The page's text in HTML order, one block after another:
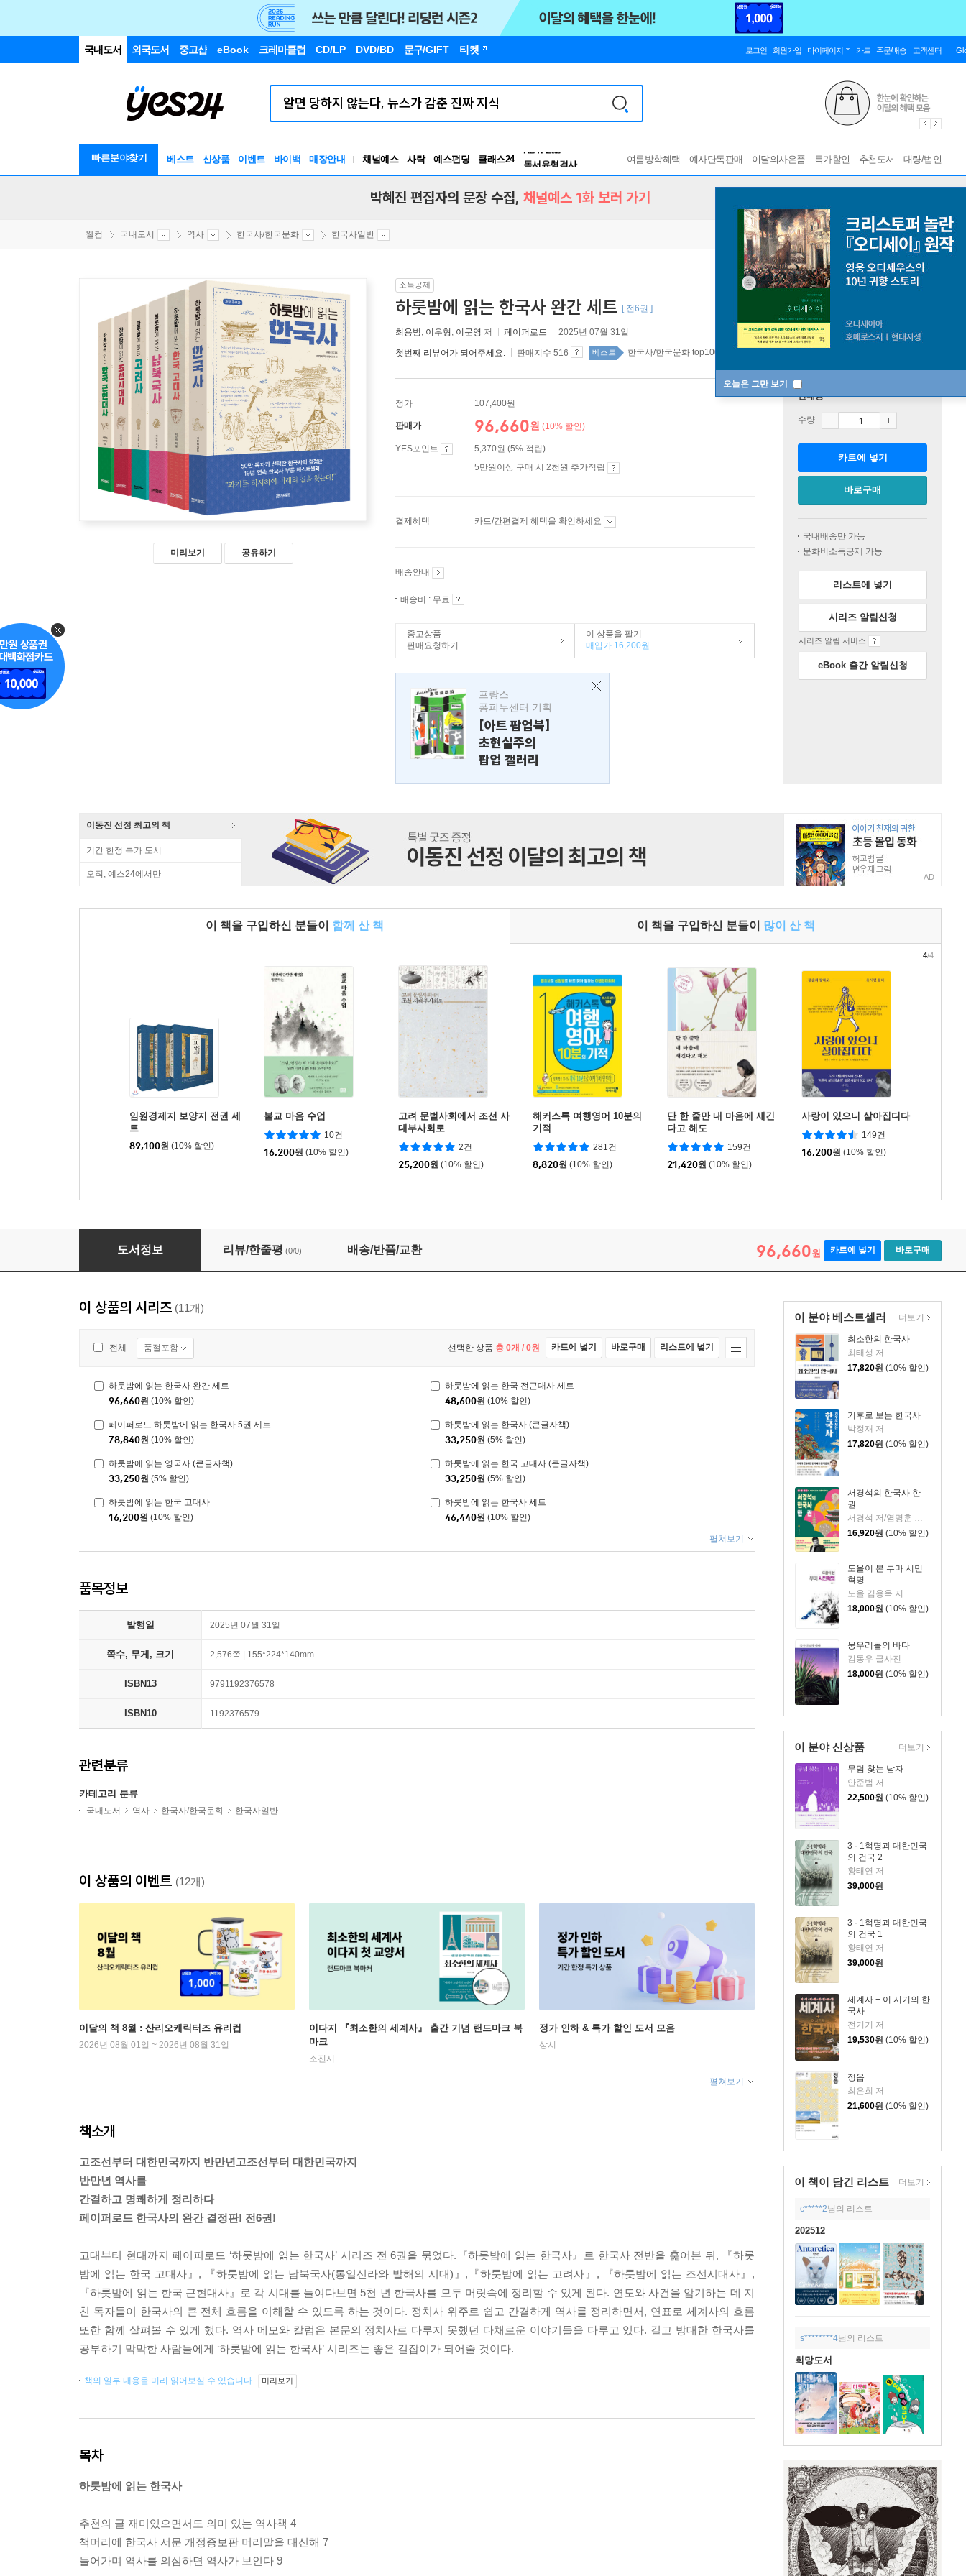
국내도서 외국도서 중고샵 eBook 크레마클럽 CD/LP DVD/BD 문구/GIFT 티켓 로그인 회원가입 마이페이지 카트 주문/배송 고객센터
빠른분야찾기 베스트 신상품 이벤트 바이백 매장안내 채널예스 사락 예스펀딩 클래스24
독서유형검사
RBTI Lab
여름방학혜택 예사단독판매 이달의사은품 특가할인 추천도서 대량/법인
오늘은 그만 보기
박혜진 편집자의 문장 수집, 채널예스 1화 보러 가기
웰컴 국내도서 역사 한국사/한국문화 한국사일반
미리보기 공유하기
소득공제
하룻밤에 읽는 한국사 완간 세트 [ 전6권 ]
최용범 , 이우형, 이문영 저 페이퍼로드 2025년 07월 31일
첫번째 리뷰어가 되어주세요. 판매지수 516 베스트 한국사/한국문화 top100 4주
정가 107,400원
판매가 96,660원 (10% 할인)
YES포인트
5,370원 (5% 적립)
5만원이상 구매 시 2천원 추가적립
결제혜택 카드/간편결제 혜택을 확인하세요
배송안내
배송비 : 무료
중고상품
판매요청하기
이 상품을 팔기
매입가 16,200원
프랑스
퐁피두센터 기획
[아트 팝업북]
초현실주의
팝업 갤러리
판매중
수량
카트에 넣기
바로구매
국내배송만 가능
문화비소득공제 가능
리스트에 넣기
시리즈 알림신청
시리즈 알림 서비스
eBook 출간 알림신청
이동진 선정 최고의 책
기간 한정 특가 도서
오직, 예스24에서만 AD
이 책을 구입하신 분들이 함께 산 책 이 책을 구입하신 분들이 많이 산 책
임원경제지 보양지 전권 세
트
89,100원 (10% 할인)
불교 마음 수업
10건
16,200원 (10% 할인)
고려 문벌사회에서 조선 사
대부사회로
2건
25,200원 (10% 할인)
해커스톡 여행영어 10분의
기적
281건
8,820원 (10% 할인)
단 한 줄만 내 마음에 새긴
다고 해도
159건
21,420원 (10% 할인)
사랑이 있으니 살아집디다
149건
16,200원 (10% 할인)
4/4
하룻밤에 읽는 한국사 완간 세트
도서정보 리뷰/한줄평 (0/0) 배송/반품/교환 96,660원 카트에 넣기 바로구매
이 분야 베스트셀러
최소한의 한국사
최태성 저
17,820원 (10% 할인)
기후로 보는 한국사
박정재 저
17,820원 (10% 할인)
서경석의 한국사 한
권
16,920원 (10% 할인)
도올이 본 부마 시민
혁명
도올 김용옥 저
18,000원 (10% 할인)
뭉우리돌의 바다
김동우 글사진
18,000원 (10% 할인)
더보기
이 분야 신상품
무덤 찾는 남자
안준범 저
22,500원 (10% 할인)
3 · 1혁명과 대한민국
의 건국 2
황태연 저
39,000원
3 · 1혁명과 대한민국
의 건국 1
황태연 저
39,000원
세계사 + 이 시기의 한
국사
전기기 저
19,530원 (10% 할인)
정읍
최은희 저
21,600원 (10% 할인)
더보기
이 책이 담긴 리스트 더보기
c*****2님의 리스트
202512
s********4님의 리스트
희망도서
이 상품의 시리즈 (11개)
전체 품절포함 선택한 상품 총 0개 / 0원 카트에 넣기 바로구매 리스트에 넣기
하룻밤에 읽는 한국사 완간 세트
96,660원 (10% 할인)
하룻밤에 읽는 한국 전근대사 세트
48,600원 (10% 할인)
페이퍼로드 하룻밤에 읽는 한국사 5권 세트
78,840원 (10% 할인)
하룻밤에 읽는 한국사 (큰글자책)
33,250원 (5% 할인)
하룻밤에 읽는 영국사 (큰글자책)
33,250원 (5% 할인)
하룻밤에 읽는 한국 고대사 (큰글자책)
33,250원 (5% 할인)
하룻밤에 읽는 한국 고대사
16,200원 (10% 할인)
하룻밤에 읽는 한국사 세트
46,440원 (10% 할인)
펼쳐보기
품목정보
발행일 2025년 07월 31일
쪽수, 무게, 크기 2,576쪽 | 155*224*140mm
ISBN13 9791192376578
ISBN10 1192376579
관련분류
카테고리 분류
국내도서 역사 한국사/한국문화 한국사일반
이 상품의 이벤트 (12개)
이달의 책 8월 : 산리오캐릭터즈 유리컵
2026년 08월 01일 ~ 2026년 08월 31일
이다지 『최소한의 세계사』 출간 기념 랜드마크 북
마크
소진시
정가 인하 & 특가 할인 도서 모음
상시
펼쳐보기
책소개
고조선부터 대한민국까지 반만년고조선부터 대한민국까지
반만년 역사를
간결하고 명쾌하게 정리하다
페이퍼로드 한국사의 완간 결정판! 전6권!
고대부터 현대까지 페이퍼로드 ‘하룻밤에 읽는 한국사’ 시리즈 전 6권을 묶었다.『하룻밤에 읽는 한국사』로 한국사 전반을 훑어본 뒤, 『하룻
밤에 읽는 한국 고대사』, 『하룻밤에 읽는 남북국사(통일신라와 발해의 시대)』,『하룻밤에 읽는 고려사』, 『하룻밤에 읽는 조선시대사』,
『하룻밤에 읽는 한국 근현대사』로 각 시대를 들여다보면 5천 년 한국사를 모두 머릿속에 정리할 수 있게 된다. 연도와 사건을 암기하는 데 지
친 독자들이 한국사의 큰 전체 흐름을 이해할 수 있도록 하는 것이다. 정치사 위주로 쉽고 간결하게 역사를 정리하면서, 연표로 세계사의 흐름
또한 함께 살펴볼 수 있게 했다. 역사 메모와 칼럼은 본문의 정치사로 다루지 못했던 다채로운 이야기들을 다루고 있다. 길고 방대한 한국사를
공부하기 막막한 사람들에게 ‘하룻밤에 읽는 한국사’ 시리즈는 좋은 길잡이가 되어줄 것이다.
책의 일부 내용을 미리 읽어보실 수 있습니다. 미리보기
목차
하룻밤에 읽는 한국사
추천의 글 재미있으면서도 의미 있는 역사책 4
책머리에 한국사 서문 개정증보판 머리말을 대신해 7
들어가며 역사를 의심하면 역사가 보인다 9